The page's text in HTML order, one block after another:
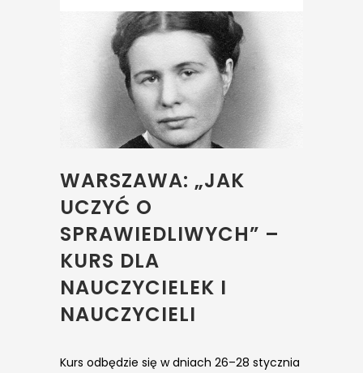
WARSZAWA: „JAK
UCZYĆ O
SPRAWIEDLIWYCH” –
KURS DLA
NAUCZYCIELEK I
NAUCZYCIELI
Kurs odbędzie się w dniach 26–28 stycznia